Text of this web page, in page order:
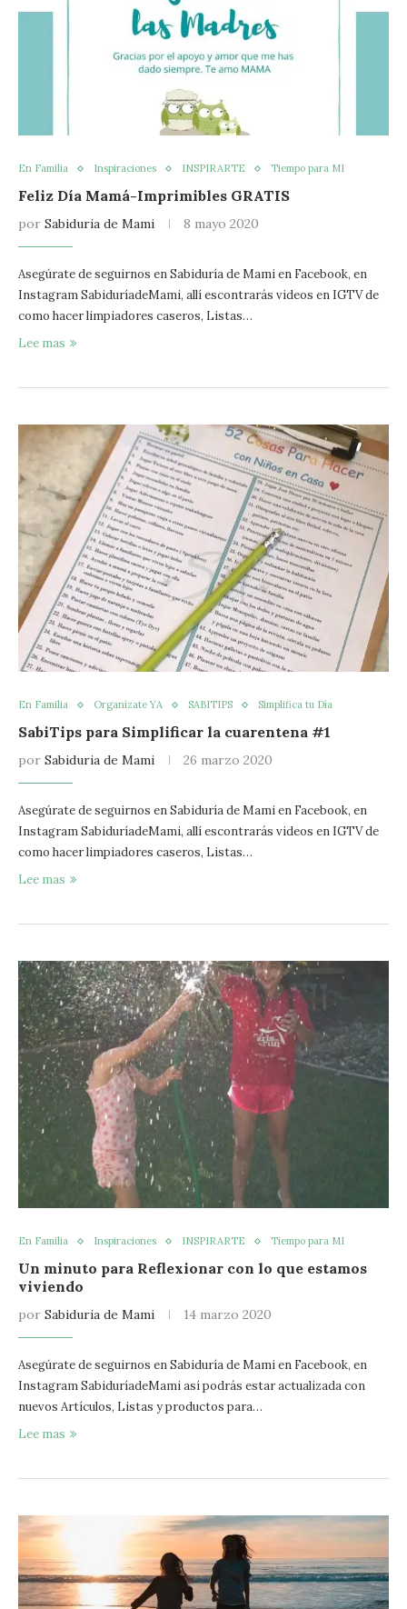
En Familia Inspiraciones INSPIRARTE Tiempo para MI
Feliz Día Mamá-Imprimibles GRATIS
por Sabiduria de Mami 8 mayo 2020
Asegúrate de seguirnos en Sabiduría de Mami en Facebook, en
Instagram SabiduríadeMami, allí escontrarás videos en IGTV de
como hacer limpiadores caseros, Listas…
Lee mas
En Familia Organízate YA SABITIPS Simplifica tu Día
SabiTips para Simplificar la cuarentena #1
por Sabiduria de Mami 26 marzo 2020
Asegúrate de seguirnos en Sabiduría de Mami en Facebook, en
Instagram SabiduríadeMami, allí escontrarás videos en IGTV de
como hacer limpiadores caseros, Listas…
Lee mas
En Familia Inspiraciones INSPIRARTE Tiempo para MI
Un minuto para Reflexionar con lo que estamos
viviendo
por Sabiduria de Mami 14 marzo 2020
Asegúrate de seguirnos en Sabiduría de Mami en Facebook, en
Instagram SabiduríadeMami así podrás estar actualizada con
nuevos Artículos, Listas y productos para…
Lee mas